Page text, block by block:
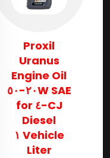
Proxil
Uranus
Engine Oil
SAE ٢٠W-٥٠
CJ-٤ for
Diesel
Vehicle ١
Liter